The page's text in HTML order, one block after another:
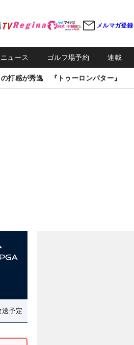
メルマガ登録
ュース ゴルフ場予約 連載
打感が秀逸 『トゥーロンパター』
予定